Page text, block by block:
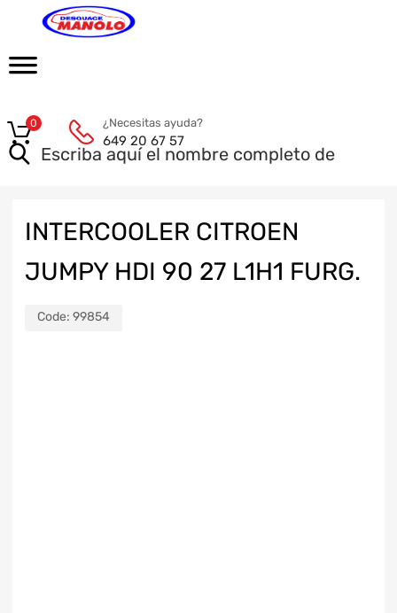
¿Necesitas ayuda?
649 20 67 57
0
INTERCOOLER CITROEN
JUMPY HDI 90 27 L1H1 FURG.
Code: 99854